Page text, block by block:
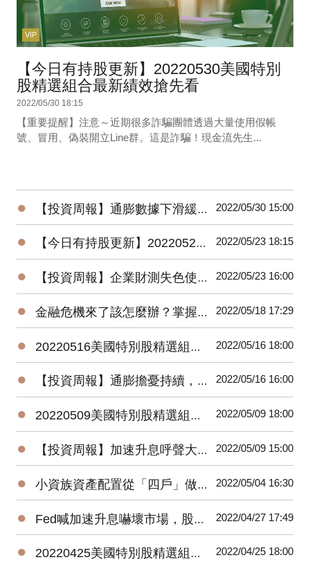
VIP
【今日有持股更新】20220530美國特別
股精選組合最新績效搶先看
2022/05/30 18:15
【重要提醒】注意～近期很多詐騙團體透過大量使用假帳
號、冒用、偽裝開立Line群。這是詐騙！現金流先生...
● 【投資周報】通膨數據下滑緩解激進升息擔憂，美股強彈、債券同漲 2022/05/30 15:00
● 【今日有持股更新】20220523美國特別股精選組合最新績效搶先看 2022/05/23 18:15
● 【投資周報】企業財測失色使美股承壓，美債殖利率走低，債券反彈收高 2022/05/23 16:00
● 金融危機來了該怎麼辦？掌握資產配置六大原則，將危機變轉機 2022/05/18 17:29
● 20220516美國特別股精選組合最新績效搶先看 2022/05/16 18:00
● 【投資周報】通膨擔憂持續，美消費者信心創低，非投資級債隨股市上漲，公債、投資級債下跌 2022/05/16 16:00
● 20220509美國特別股精選組合最新績效搶先看 2022/05/09 18:00
● 【投資周報】加速升息呼聲大，各年期美債殖利率漲不停 2022/05/09 15:00
● 小資族資產配置從「四戶」做起，定期定額何時該停損停利？ 2022/05/04 16:30
● Fed喊加速升息嚇壞市場，股債這樣搭，長線防禦力最強 2022/04/27 17:49
● 20220425美國特別股精選組合最新績效搶先看 2022/04/25 18:00